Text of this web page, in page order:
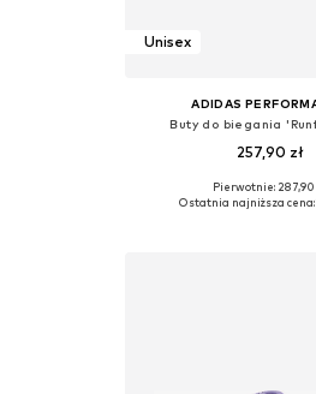
Unisex
ADIDAS
Buty do biegania
257,90 zł
+4
Dostępne w różnych
Pierwotnie: 287,90
Ostatnia najniższa cena: